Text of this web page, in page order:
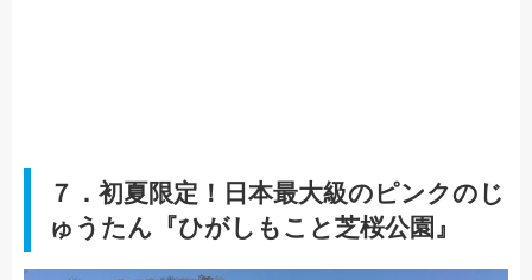
７．初夏限定！日本最大級のピンクのじ
ゅうたん『ひがしもこと芝桜公園』